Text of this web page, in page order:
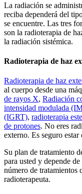
La radiación se
reciba dependerá del
se encuentre. Las tres
son la radioterapia de
la radiación sistémica.
Radioterapia de haz
Radioterapia de haz
al cuerpo desde una
de rayos X, Radiación
intensidad modulada
(IGRT), radioterapia
de protones. No eres
externo. Es seguro
Su plan de tratamiento
para usted y depende
número de tratamientos
radioterapeuta.